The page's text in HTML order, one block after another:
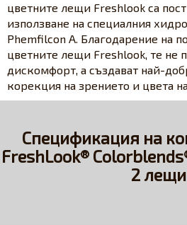
цветните лещи Freshlook са
използване на специалния
Phemfilcon A. Благодарение на
цветните лещи Freshlook, те не
дискомфорт, а създават най-
корекция на зрението и цвета
Спецификация на
FreshLook®
2 лещи